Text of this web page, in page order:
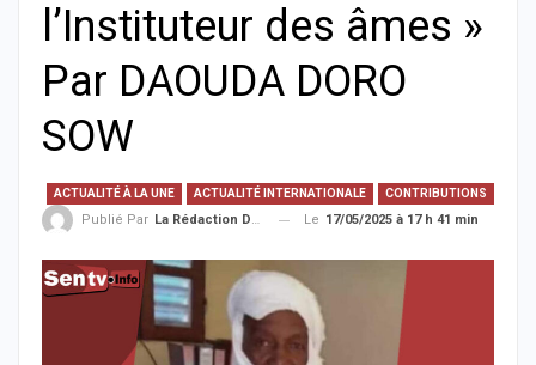
l’Instituteur des âmes »
Par DAOUDA DORO
SOW
ACTUALITÉ À LA UNE ACTUALITÉ INTERNATIONALE CONTRIBUTIONS
Publié Par La Rédaction De La SenTV.info Le 17/05/2025 à 17 h 41 min